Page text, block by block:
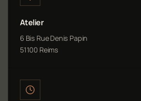
Atelier
6 Bis Rue Denis Papin
51100 Reims